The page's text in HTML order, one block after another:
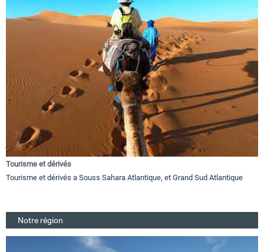
Tourisme et dérivés
Tourisme et dérivés a Souss Sahara Atlantique, et Grand Sud Atlantique
Notre région